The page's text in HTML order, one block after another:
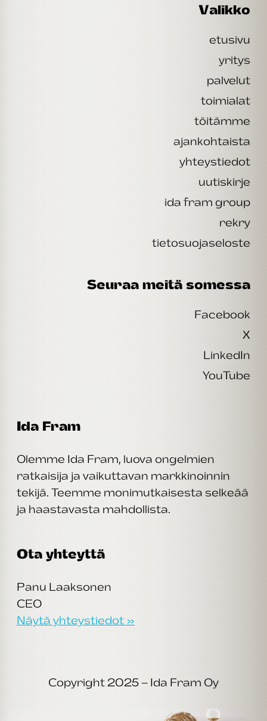
Valikko
etusivu
yritys
palvelut
toimialat
töitämme
ajankohtaista
yhteystiedot
uutiskirje
ida fram group
rekry
tietosuojaseloste
Seuraa meitä somessa
Facebook
X
LinkedIn
YouTube
Ida Fram
Olemme Ida Fram, luova ongelmien
ratkaisija ja vaikuttavan markkinoinnin
tekijä. Teemme monimutkaisesta selkeää
ja haastavasta mahdollista.
Ota yhteyttä
Panu Laaksonen
CEO
Näytä yhteystiedot »
Copyright 2025 – Ida Fram Oy